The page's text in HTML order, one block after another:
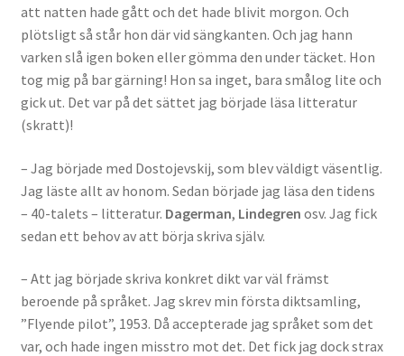
att natten hade gått och det hade blivit morgon. Och
plötsligt så står hon där vid sängkanten. Och jag hann
varken slå igen boken eller gömma den under täcket. Hon
tog mig på bar gärning! Hon sa inget, bara smålog lite och
gick ut. Det var på det sättet jag började läsa litteratur
(skratt)!
– Jag började med Dostojevskij, som blev väldigt väsentlig.
Jag läste allt av honom. Sedan började jag läsa den tidens
– 40-talets – litteratur. Dagerman, Lindegren osv. Jag fick
sedan ett behov av att börja skriva själv.
– Att jag började skriva konkret dikt var väl främst
beroende på språket. Jag skrev min första diktsamling,
”Flyende pilot”, 1953. Då accepterade jag språket som det
var, och hade ingen misstro mot det. Det fick jag dock strax